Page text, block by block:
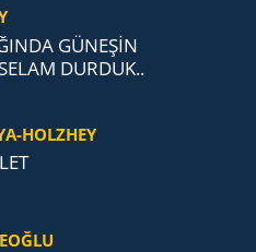
GÜNEŞİN
DURDUK..
HOLZHEY